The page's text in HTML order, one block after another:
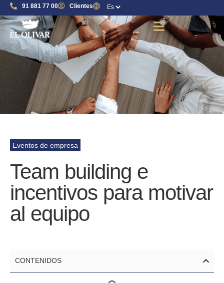
91 881 77 00 Clientes
Eventos de empresa
Team building e
incentivos para motivar
al equipo
CONTENIDOS